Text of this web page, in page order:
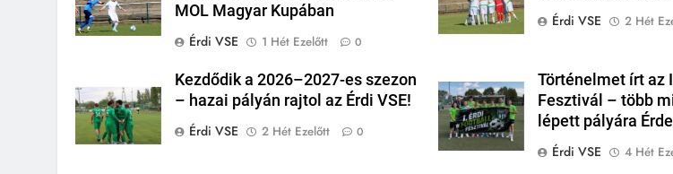
MOL Magyar Kupában
Érdi VSE
1 Hét Ezelőtt 0
Érdi VSE
2 Hét
Kezdődik a 2026–2027-es szezon
– hazai pályán rajtol az Érdi VSE!
Érdi VSE
2 Hét Ezelőtt 0
Történelmet írt az
Fesztivál – több
lépett pályára
Érdi VSE
4 Hét